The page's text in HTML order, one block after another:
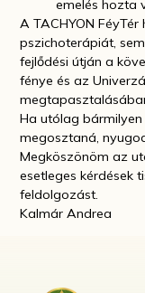
emelés hozta
A TACHYON
pszichoterápiát,
fejlődési útján a
fénye és az
Ha utólag
megosztaná,
Megköszönöm az
esetleges kérdések
feldolgozást.
Kalmár Andrea